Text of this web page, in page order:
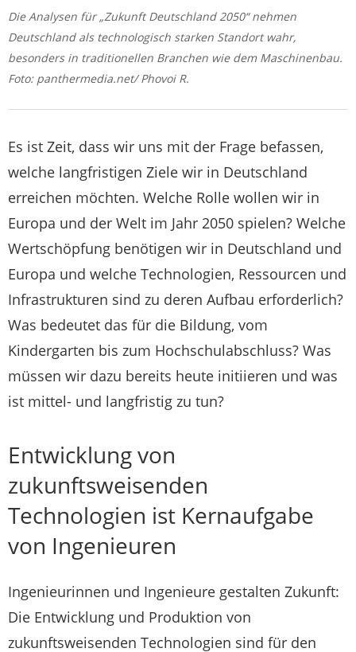
Die Analysen für „Zukunft Deutschland 2050“ nehmen
Deutschland als technologisch starken Standort wahr,
besonders in traditionellen Branchen wie dem Maschinenbau.
Foto: panthermedia.net/ Phovoi R.
Es ist Zeit, dass wir uns mit der Frage befassen,
welche langfristigen Ziele wir in Deutschland
erreichen möchten. Welche Rolle wollen wir in
Europa und der Welt im Jahr 2050 spielen? Welche
Wertschöpfung benötigen wir in Deutschland und
Europa und welche Technologien, Ressourcen und
Infrastrukturen sind zu deren Aufbau erforderlich?
Was bedeutet das für die Bildung, vom
Kindergarten bis zum Hochschulabschluss? Was
müssen wir dazu bereits heute initiieren und was
ist mittel- und langfristig zu tun?
Entwicklung von
zukunftsweisenden
Technologien ist Kernaufgabe
von Ingenieuren
Ingenieurinnen und Ingenieure gestalten Zukunft:
Die Entwicklung und Produktion von
zukunftsweisenden Technologien sind für den